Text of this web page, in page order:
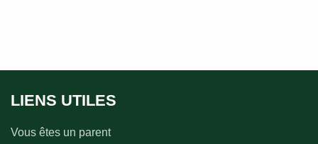
LIENS UTILES
Vous êtes un parent